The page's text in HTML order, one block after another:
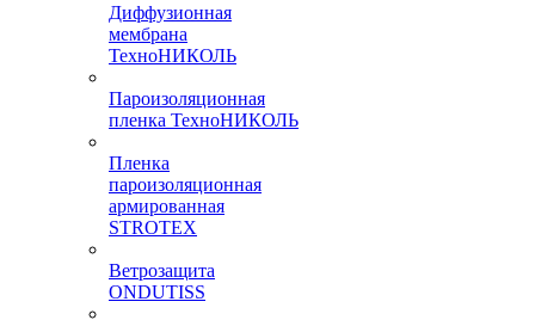
Диффузионная
мембрана
ТехноНИКОЛЬ
Пароизоляционная
пленка ТехноНИКОЛЬ
Пленка
пароизоляционная
армированная
STROTEX
Ветрозащита
ONDUTISS